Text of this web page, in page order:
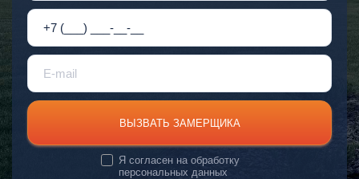
ВЫЗВАТЬ ЗАМЕРЩИКА
Я согласен наобработку
персональных данных